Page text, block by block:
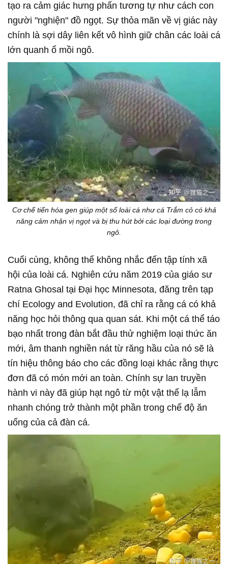
tạo ra cảm giác hưng phấn tương tự như cách con
người "nghiện" đồ ngọt. Sự thỏa mãn về vị giác này
chính là sợi dây liên kết vô hình giữ chân các loài cá
lớn quanh ổ mồi ngô.
Cơ chế tiến hóa gen giúp một số loài cá như cá Trắm cỏ có khả
năng cảm nhận vị ngọt và bị thu hút bởi các loại đường trong
ngô.
Cuối cùng, không thể không nhắc đến tập tính xã
hội của loài cá. Nghiên cứu năm 2019 của giáo sư
Ratna Ghosal tại Đại học Minnesota, đăng trên tạp
chí Ecology and Evolution, đã chỉ ra rằng cá có khả
năng học hỏi thông qua quan sát. Khi một cá thể táo
bạo nhất trong đàn bắt đầu thử nghiệm loại thức ăn
mới, âm thanh nghiền nát từ răng hầu của nó sẽ là
tín hiệu thông báo cho các đồng loại khác rằng thực
đơn đã có món mới an toàn. Chính sự lan truyền
hành vi này đã giúp hạt ngô từ một vật thể lạ lẫm
nhanh chóng trở thành một phần trong chế độ ăn
uống của cả đàn cá.